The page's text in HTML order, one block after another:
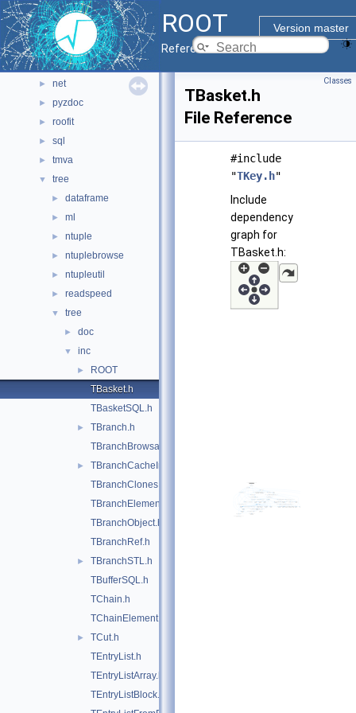
ROOT
Version master
Reference Guide
► io
► main
► math
► montecarlo
► net
► pyzdoc
► roofit
► sql
► tmva
▼ tree
► dataframe
► ml
► ntuple
► ntuplebrowse
► ntupleutil
► readspeed
▼ tree
► doc
▼ inc
►
ROOT
TBasket.h
TBasketSQL.h
►
TBranch.h
TBranchBrowsable.h
►
TBranchCacheInfo.h
TBranchClones.h
TBranchElement.h
TBranchObject.h
TBranchRef.h
►
TBranchSTL.h
TBufferSQL.h
TChain.h
TChainElement.h
►
TCut.h
TEntryList.h
TEntryListArray.h
TEntryListBlock.h
Classes
TBasket.h
File Reference
#include
"TKey.h"
Include
dependency
graph for
TBasket.h: